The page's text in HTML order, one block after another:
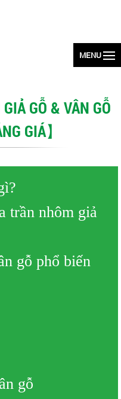
MENU
GỖ & VÂN GỖ
GIÁ】
trần nhôm giả
gỗ phổ biến
gỗ